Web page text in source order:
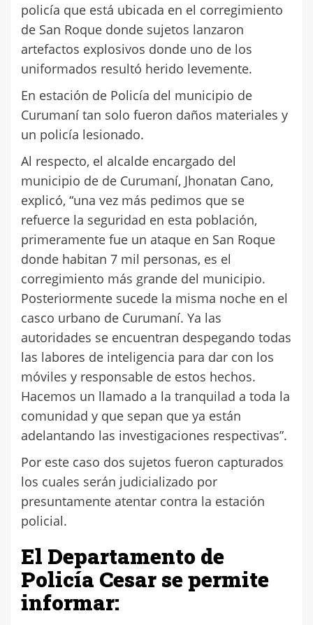
policía que está ubicada en el corregimiento
de San Roque donde sujetos lanzaron
artefactos explosivos donde uno de los
uniformados resultó herido levemente.
En estación de Policía del municipio de
Curumaní tan solo fueron daños materiales y
un policía lesionado.
Al respecto, el alcalde encargado del
municipio de de Curumaní, Jhonatan Cano,
explicó, “una vez más pedimos que se
refuerce la seguridad en esta población,
primeramente fue un ataque en San Roque
donde habitan 7 mil personas, es el
corregimiento más grande del municipio.
Posteriormente sucede la misma noche en el
casco urbano de Curumaní. Ya las
autoridades se encuentran despegando todas
las labores de inteligencia para dar con los
móviles y responsable de estos hechos.
Hacemos un llamado a la tranquilad a toda la
comunidad y que sepan que ya están
adelantando las investigaciones respectivas”.
Por este caso dos sujetos fueron capturados
los cuales serán judicializado por
presuntamente atentar contra la estación
policial.
El Departamento de
Policía Cesar se permite
informar: